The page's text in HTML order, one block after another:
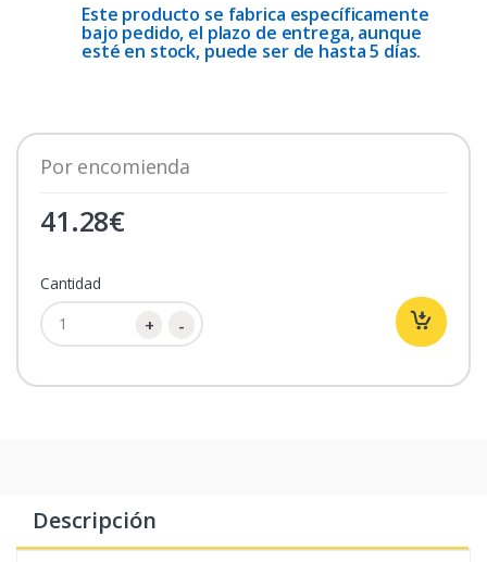
Este producto se fabrica específicamente
bajo pedido, el plazo de entrega, aunque
esté en stock, puede ser de hasta 5 días.
Por encomienda
41.28€
Cantidad
Descripción